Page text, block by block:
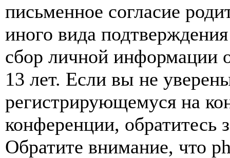
письменное согласие
иного вида
сбор личной информации
13 лет. Если вы не
регистрирующемуся на
конференции, обратитесь
Обратите внимание, что